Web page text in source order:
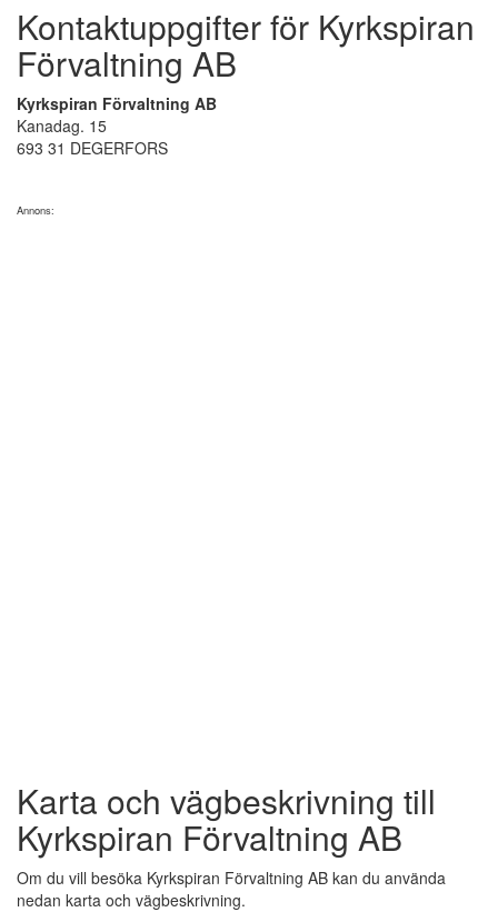
Kontaktuppgifter för Kyrkspiran
Förvaltning AB
Kyrkspiran Förvaltning AB
Kanadag. 15
693 31 DEGERFORS
Annons:
Karta och vägbeskrivning till
Kyrkspiran Förvaltning AB
Om du vill besöka Kyrkspiran Förvaltning AB kan du använda
nedan karta och vägbeskrivning.